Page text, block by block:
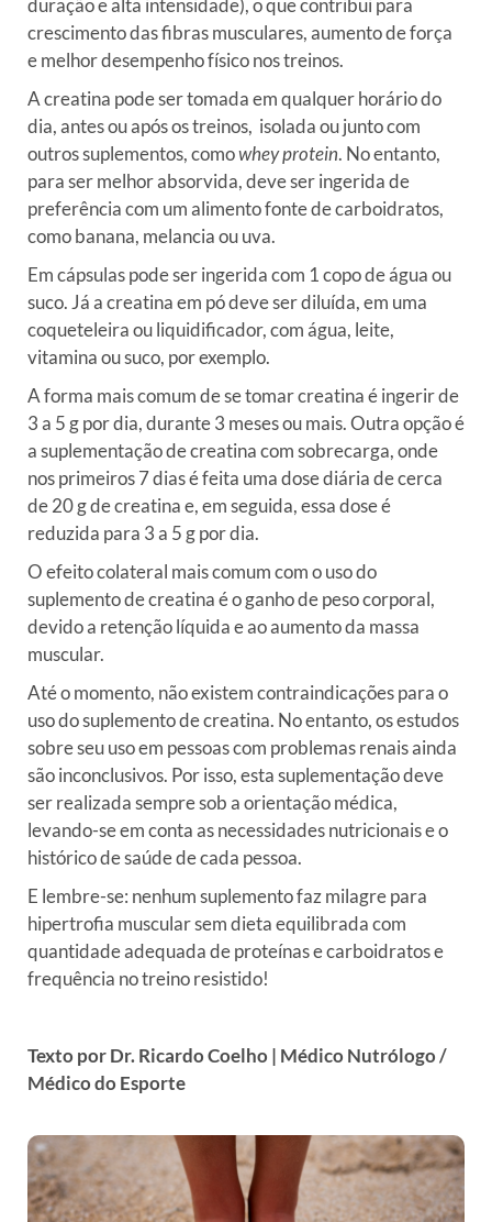
duração e alta intensidade), o que contribui para
crescimento das fibras musculares, aumento de força
e melhor desempenho físico nos treinos.
A creatina pode ser tomada em qualquer horário do
dia, antes ou após os treinos, isolada ou junto com
outros suplementos, comowhey protein. No entanto,
para ser melhor absorvida, deve ser ingerida de
preferência com um alimento fonte de carboidratos,
como banana, melancia ou uva.
Em cápsulas pode ser ingerida com 1 copo de água ou
suco. Já a creatina em pó deve ser diluída, em uma
coqueteleira ou liquidificador, com água, leite,
vitamina ou suco, por exemplo.
A forma mais comum de se tomar creatina é ingerir de
3 a 5 g por dia, durante 3 meses ou mais. Outra opção é
a suplementação de creatina com sobrecarga, onde
nos primeiros 7 dias é feita uma dose diária de cerca
de 20 g de creatina e, em seguida, essa dose é
reduzida para 3 a 5 g por dia.
O efeito colateral mais comum com o uso do
suplemento de creatina é o ganho de peso corporal,
devido a retenção líquida e ao aumento da massa
muscular.
Até o momento, não existem contraindicações para o
uso do suplemento de creatina. No entanto, os estudos
sobre seu uso em pessoas com problemas renais ainda
são inconclusivos. Por isso, esta suplementação deve
ser realizada sempre sob a orientação médica,
levando-se em conta as necessidades nutricionais e o
histórico de saúde de cada pessoa.
E lembre-se: nenhum suplemento faz milagre para
hipertrofia muscular sem dieta equilibrada com
quantidade adequada de proteínas e carboidratos e
frequência no treino resistido!
Texto por Dr. Ricardo Coelho | Médico Nutrólogo /
Médico do Esporte